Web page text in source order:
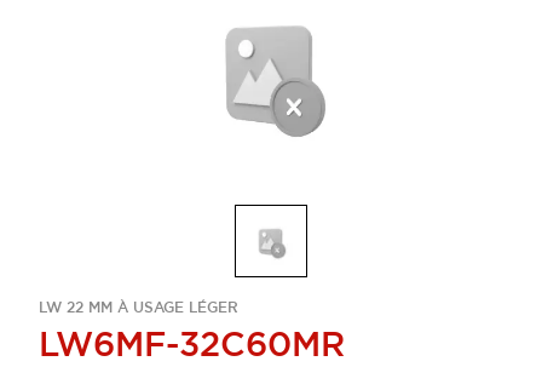
LW 22 MM À USAGE LÉGER
LW6MF-32C60MR